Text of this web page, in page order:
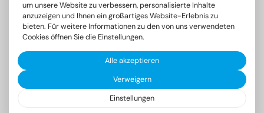
DIN 963 A2 M 3,5X45
um unsere Website zu verbessern, personalisierte Inhalte
anzuzeigen und Ihnen ein großartiges Website-Erlebnis zu
bieten. Für weitere Informationen zu den von uns verwendeten
Cookies öffnen Sie die Einstellungen.
Alle akzeptieren
Verweigern
Einstellungen